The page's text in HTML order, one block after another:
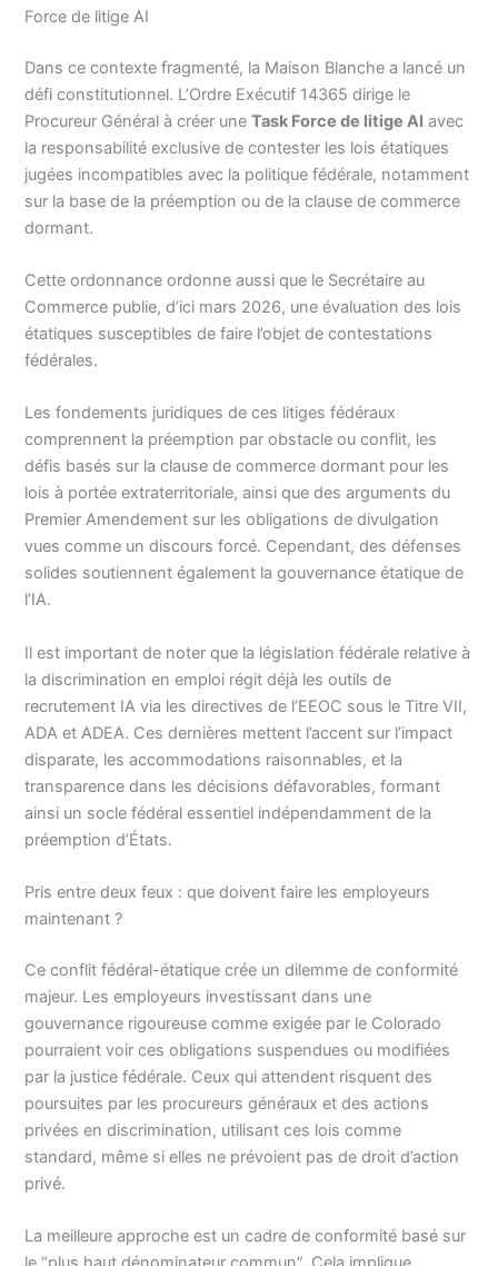
Force de litige AI
Dans ce contexte fragmenté, la Maison Blanche a lancé un
défi constitutionnel. L’Ordre Exécutif 14365 dirige le
Procureur Général à créer uneTask Force de litige AI avec
la responsabilité exclusive de contester les lois étatiques
jugées incompatibles avec la politique fédérale, notamment
sur la base de la préemption ou de la clause de commerce
dormant.
Cette ordonnance ordonne aussi que le Secrétaire au
Commerce publie, d’ici mars 2026, une évaluation des lois
étatiques susceptibles de faire l’objet de contestations
fédérales.
Les fondements juridiques de ces litiges fédéraux
comprennent la préemption par obstacle ou conflit, les
défis basés sur la clause de commerce dormant pour les
lois à portée extraterritoriale, ainsi que des arguments du
Premier Amendement sur les obligations de divulgation
vues comme un discours forcé. Cependant, des défenses
solides soutiennent également la gouvernance étatique de
l’IA.
Il est important de noter que la législation fédérale relative à
la discrimination en emploi régit déjà les outils de
recrutement IA via les directives de l’EEOC sous le Titre VII,
ADA et ADEA. Ces dernières mettent l’accent sur l’impact
disparate, les accommodations raisonnables, et la
transparence dans les décisions défavorables, formant
ainsi un socle fédéral essentiel indépendamment de la
préemption d’États.
Pris entre deux feux : que doivent faire les employeurs
maintenant ?
Ce conflit fédéral-étatique crée un dilemme de conformité
majeur. Les employeurs investissant dans une
gouvernance rigoureuse comme exigée par le Colorado
pourraient voir ces obligations suspendues ou modifiées
par la justice fédérale. Ceux qui attendent risquent des
poursuites par les procureurs généraux et des actions
privées en discrimination, utilisant ces lois comme
standard, même si elles ne prévoient pas de droit d’action
privé.
La meilleure approche est un cadre de conformité basé sur